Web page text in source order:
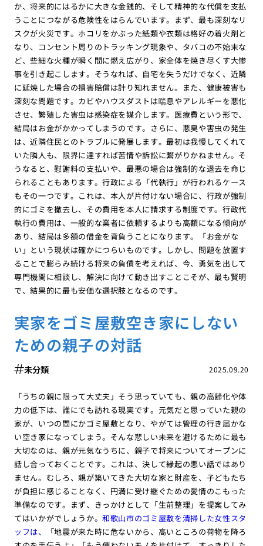
か、将来的にはるかに大きな金銭的、そして精神的な代償を支払
うことにつながる危険性をはらんでいます。まず、最も深刻なリ
スクが火災です。ホコリをかぶった紙類や衣類は格好の着火剤と
なり、コンセント周りのトラッキング現象や、タバコの不始末な
ど、些細な火種が瞬く間に燃え広がり、家全体を焼き尽くす大惨
事を引き起こします。そうなれば、自宅を失うだけでなく、近隣
に延焼した場合の損害賠償は計り知れません。また、健康被害も
深刻な問題です。カビやハウスダストは喘息やアレルギーを悪化
させ、繁殖した害虫は感染症を媒介します。医療費という形で、
結局はお金がかかってしまうのです。さらに、悪臭や害虫の発生
は、近隣住民とのトラブルに発展します。最初は我慢してくれて
いた隣人も、限界に達すれば苦情や訴訟に繋がりかねません。そ
うなると、慰謝料の支払いや、最悪の場合は強制的な退去を命じ
られることもあります。行政による「代執行」が行われるケース
もその一つです。これは、本人が片付けない場合に、行政が強制
的にゴミを撤去し、その費用を本人に請求する制度です。行政代
執行の費用は、一般的な業者に依頼するよりも高額になる傾向が
あり、結局は多額の借金を背負うことになります。「お金がな
い」という現状は確かにつらいものです。しかし、問題を放置す
ることで膨らみ続ける将来の負債を考えれば、今、勇気を出して
専門機関に相談し、解決に向けて動き出すことこそが、最も賢明
で、結果的に最も安価な選択肢となるのです。
実家をゴミ屋敷空き家にしない
ための親子の対話
2025.09.20
未分類
「うちの親に限って大丈夫」そう思っていても、親の高齢化や体
力の低下は、誰にでも訪れる現実です。元気だと思っていた親の
家が、いつの間にかゴミ屋敷となり、やがては管理の行き届かな
い空き家になってしまう。そんな悲しい未来を避けるために最も
大切なのは、親が元気なうちに、親子で将来についてオープンに
話し合っておくことです。これは、決して縁起の悪い話ではあり
ません。むしろ、親が築いてきた大切な家と財産を、子どもたち
が負担に感じることなく、円満に受け継ぐための愛情のこもった
準備なのです。まず、きっかけとして「生前整理」を提案してみ
てはいかがでしょうか。和歌山市のゴミ屋敷を清掃した女性スタ
ッフは、
「地震が来た時に危ないから、高いところの荷物を降ろ